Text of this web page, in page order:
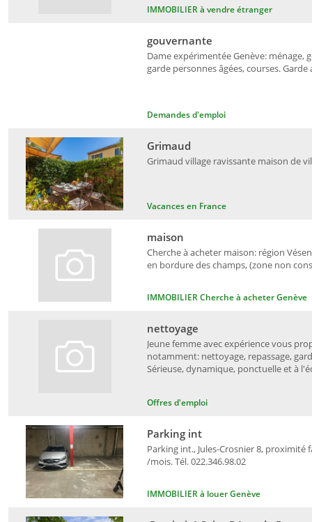
IMMOBILIER à vendre étranger
Demandes d'emploi
Dame expérimentée Genève:
garde personnes âgées, courses.
gouvernante
Vacances en France
Grimaud village ravissante maison de
Grimaud
IMMOBILIER Cherche à acheter Genève
Cherche à acheter maison: région
en bordure des champs, (zone non
maison
Offres d'emploi
Jeune femme avec expérience vous
notamment: nettoyage, repassage,
Sérieuse, dynamique, ponctuelle et à
nettoyage
IMMOBILIER à louer Genève
Parking int., Jules-Crosnier 8, proximité
/mois. Tél. 022.346.98.02
Parking int